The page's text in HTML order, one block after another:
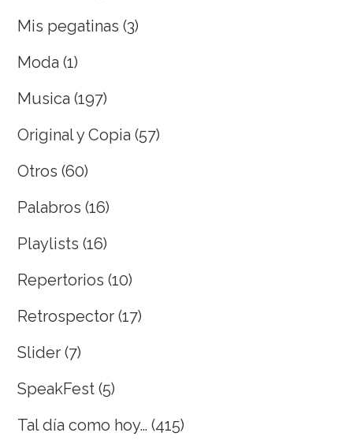
Mis pegatinas (3)
Moda (1)
Musica (197)
Original y Copia (57)
Otros (60)
Palabros (16)
Playlists (16)
Repertorios (10)
Retrospector (17)
Slider (7)
SpeakFest (5)
Tal día como hoy… (415)